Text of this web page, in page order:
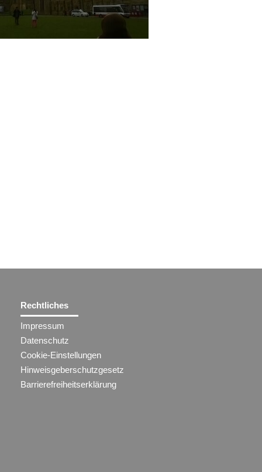
Rechtliches
Impressum
Datenschutz
Cookie-Einstellungen
Hinweisgeberschutzgesetz
Barrierefreiheitserklärung